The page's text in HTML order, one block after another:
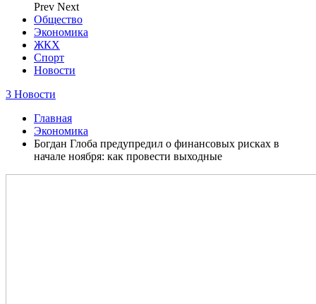
Prev Next
Общество
Экономика
ЖКХ
Спорт
Новости
3 Новости
Главная
Экономика
Богдан Глоба предупредил о финансовых рисках в
начале ноября: как провести выходные